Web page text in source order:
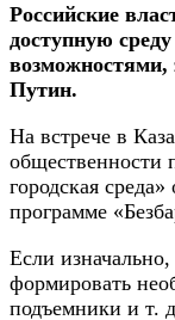
Российские
доступную
возможностями,
Путин.
На встрече в
общественности
городская
программе
Если
формировать
подъемники и т.